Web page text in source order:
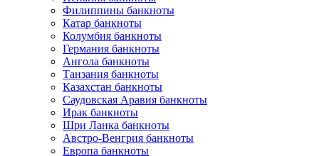
Филиппины банкноты
Катар банкноты
Колумбия банкноты
Германия банкноты
Ангола банкноты
Танзания банкноты
Казахстан банкноты
Саудовская Аравия банкноты
Ирак банкноты
Шри Ланка банкноты
Австро-Венгрия банкноты
Европа банкноты